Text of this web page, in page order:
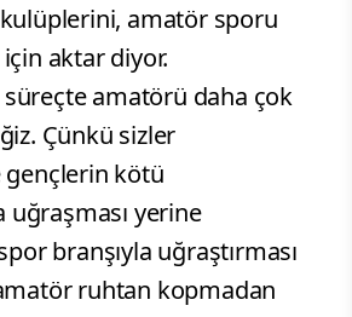
amatör sporu
aktar diyor.
amatörü daha çok
Çünkü sizler
kötü
uğraşması yerine
branşıyla uğraştırması
ruhtan kopmadan